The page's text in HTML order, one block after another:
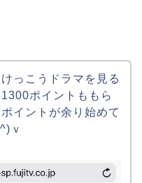
っこうドラマを見る
ポイントももら
イントが余り始めて
ｖ